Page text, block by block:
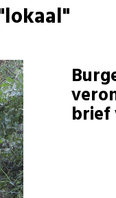
brief